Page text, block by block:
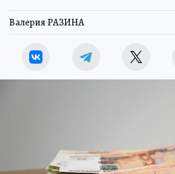
Валерия РАЗИНА